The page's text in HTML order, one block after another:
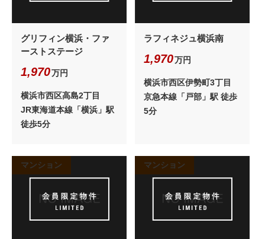
グリフィン横浜・ファ
ーストステージ
1,970万円
横浜市西区高島2丁目
JR東海道本線「横浜」駅
徒歩5分
ラフィネジュ横浜南
1,970万円
横浜市西区伊勢町3丁目
京急本線「戸部」駅 徒歩
5分
マンション マンション